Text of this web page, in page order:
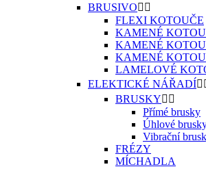
BRUSIVO 
FLEXI KOTOUČE
KAMENÉ
KAMENÉ
KAMENÉ
LAMELOVÉ
ELEKTICKÉ NÁŘADÍ
BRUSKY 
Přímé brusky
Úhlové
Vibrační
FRÉZY
MÍCHADLA